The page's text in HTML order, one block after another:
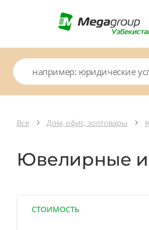
Все Дом, офис, зоотовары
Ювелирные
СТОИМОСТЬ